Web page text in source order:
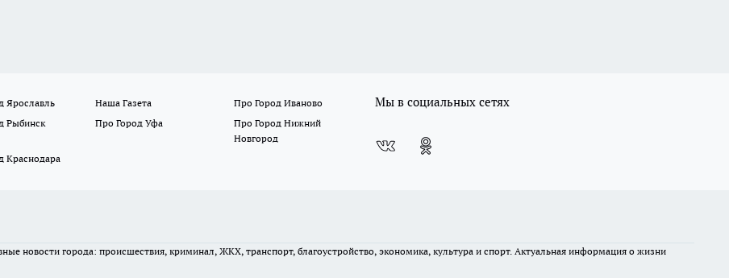
Ярославль Наша Газета
Про Город Иваново
Рыбинск Про Город Уфа
Про Город Нижний
Новгород
Краснодара
Мы в социальных сетях
новости города: происшествия, криминал, ЖКХ, транспорт, благоустройство, экономика, культура и спорт. Актуальная информация о жизни